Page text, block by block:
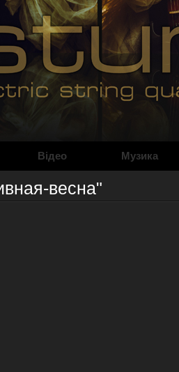
Відео Музика
весна"